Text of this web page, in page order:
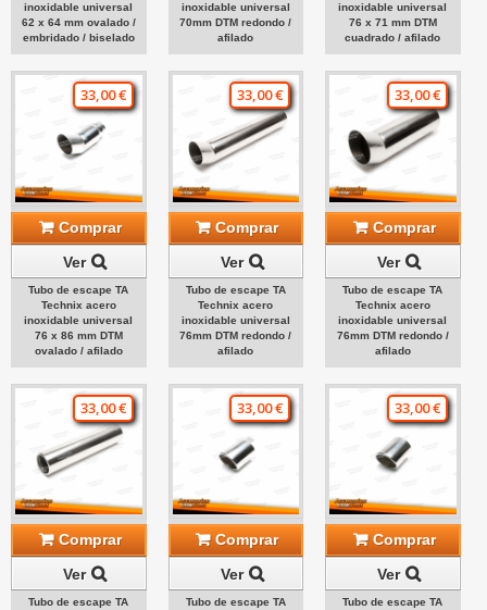
inoxidable universal
62 x 64 mm ovalado /
embridado / biselado
inoxidable universal
70mm DTM redondo /
afilado
inoxidable universal
76 x 71 mm DTM
cuadrado / afilado
33,00 €
Comprar
Ver
Tubo de escape TA
Technix acero
inoxidable universal
76 x 86 mm DTM
ovalado / afilado
33,00 €
Comprar
Ver
Tubo de escape TA
Technix acero
inoxidable universal
76mm DTM redondo /
afilado
33,00 €
Comprar
Ver
Tubo de escape TA
Technix acero
inoxidable universal
76mm DTM redondo /
afilado
33,00 €
Comprar
Ver
Tubo de escape TA
33,00 €
Comprar
Ver
Tubo de escape TA
33,00 €
Comprar
Ver
Tubo de escape TA